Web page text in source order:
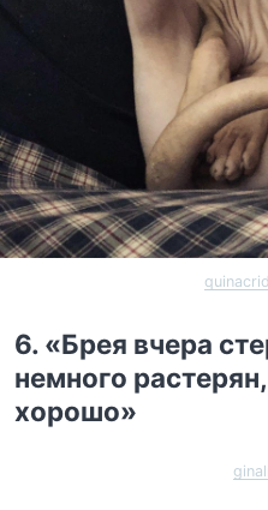
6. «Брея вчера
немного
хорошо»